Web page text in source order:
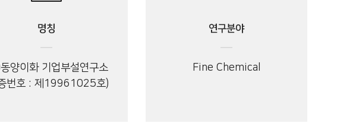
명칭
양이화 기업부설연구소
번호 : 제19961025호)
연구분야
Fine Chemical